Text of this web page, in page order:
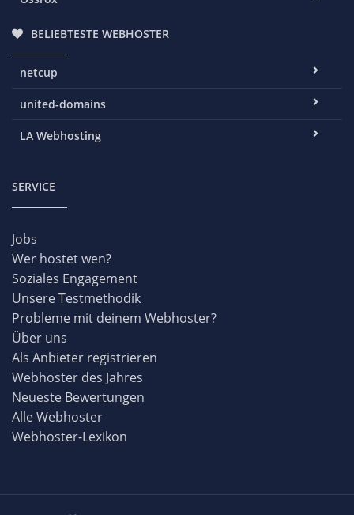
BELIEBTESTE WEBHOSTER
netcup
united-domains
LA Webhosting
SERVICE
Jobs
Wer hostet wen?
Soziales Engagement
Unsere Testmethodik
Probleme mit deinem Webhoster?
Über uns
Als Anbieter registrieren
Webhoster des Jahres
Neueste Bewertungen
Alle Webhoster
Webhoster-Lexikon